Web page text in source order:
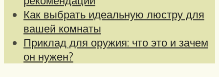
Как выбрать идеальную люстру для
вашей комнаты
Приклад для оружия: что это и зачем
он нужен?